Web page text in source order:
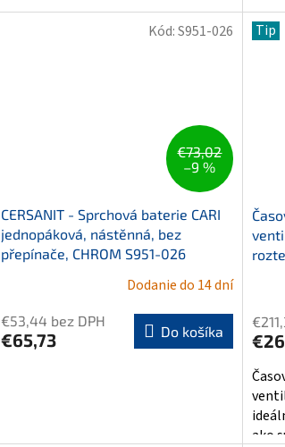
€73,02
–9 %
CERSANIT - Sprchová baterie CARI
jednopáková, nástěnná, bez
přepínače, CHROM S951-026
Dodanie do 14 dní
€53,44 bez DPH
€65,73 Do košíka
Kód:S951-026 Tip
je
4,3
5
ako